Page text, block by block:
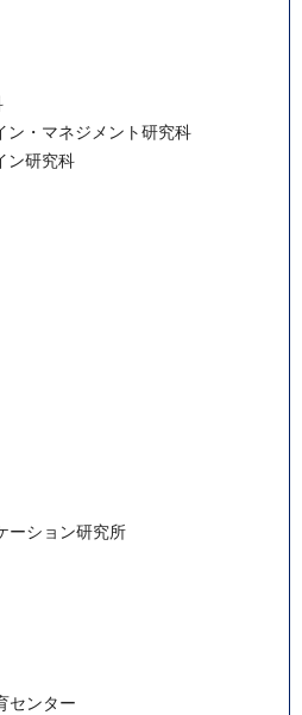
ン・マネジメント研究科
ン研究科
ーション研究所
センター